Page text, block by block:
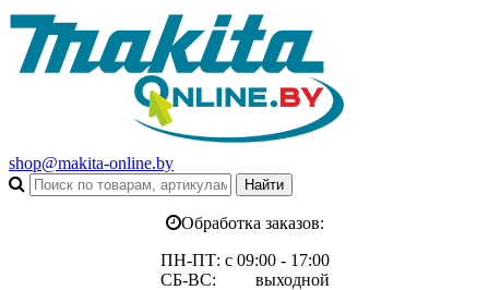
shop@makita-online.by
Обработка заказов:
ПН-ПТ: с 09:00 - 17:00
СБ-ВС: выходной